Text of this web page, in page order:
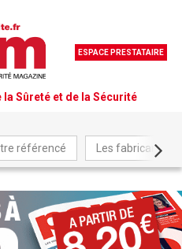
ESPACE PRESTATAIRE
Sûreté et de la Sécurité
référencé Les fabricants